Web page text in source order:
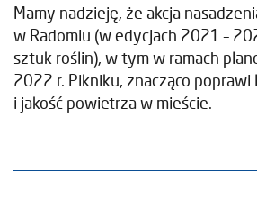
Mamy nadzieję, że akcja
w Radomiu (w edycjach 2021 –
sztuk roślin), w tym w ramach
2022 r. Pikniku, znacząco
i jakość powietrza w mieście.